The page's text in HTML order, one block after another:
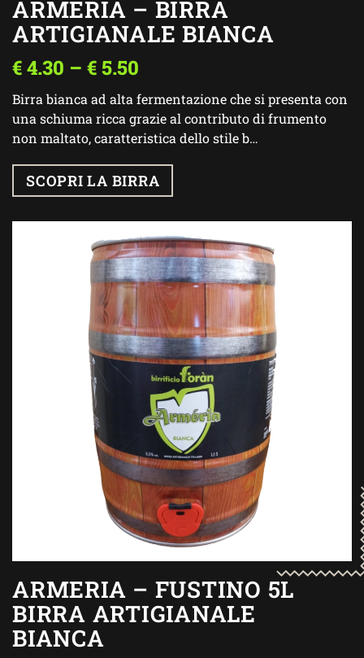
ARMERIA – BIRRA
ARTIGIANALE BIANCA
€4.30 – €5.50
Birra bianca ad alta fermentazione che si presenta con
una schiuma ricca grazie al contributo di frumento
non maltato, caratteristica dello stile b…
SCOPRI LA BIRRA
ARMERIA – FUSTINO 5L
BIRRA ARTIGIANALE
BIANCA